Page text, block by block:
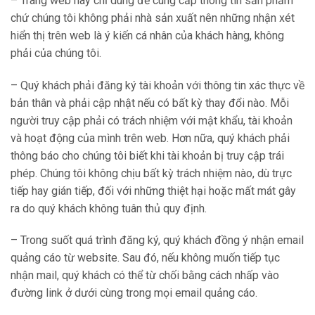
chứ chúng tôi không phải nhà sản xuất nên những nhận xét
hiển thị trên web là ý kiến cá nhân của khách hàng, không
phải của chúng tôi.
– Quý khách phải đăng ký tài khoản với thông tin xác thực về
bản thân và phải cập nhật nếu có bất kỳ thay đổi nào. Mỗi
người truy cập phải có trách nhiệm với mật khẩu, tài khoản
và hoạt động của mình trên web. Hơn nữa, quý khách phải
thông báo cho chúng tôi biết khi tài khoản bị truy cập trái
phép. Chúng tôi không chịu bất kỳ trách nhiệm nào, dù trực
tiếp hay gián tiếp, đối với những thiệt hại hoặc mất mát gây
ra do quý khách không tuân thủ quy định.
– Trong suốt quá trình đăng ký, quý khách đồng ý nhận email
quảng cáo từ website. Sau đó, nếu không muốn tiếp tục
nhận mail, quý khách có thể từ chối bằng cách nhấp vào
đường link ở dưới cùng trong mọi email quảng cáo.